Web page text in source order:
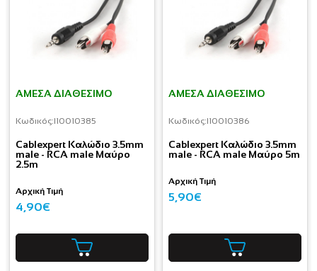
ΆΜΕΣΑ ΔΙΑΘΈΣΙΜΟ
Κωδικός:I10010385
Cablexpert Καλώδιο 3.5mm
male - RCA male Μαύρο
2.5m
Αρχική Τιμή
4,90€
ΆΜΕΣΑ ΔΙΑΘΈΣΙΜΟ
Κωδικός:I10010386
Cablexpert Καλώδιο 3.5mm
male - RCA male Μαύρο 5m
Αρχική Τιμή
5,90€